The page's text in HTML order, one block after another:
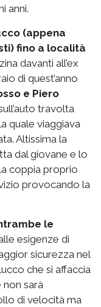
anni.
(appena
fino a località
davanti all’ex
di quest’anno
e Piero
travolta
quale viaggiava
Altissima la
dal giovane e lo
coppia proprio
provocando la
le
esigenze di
sicurezza nel
che si affaccia
non sarà
di velocità ma